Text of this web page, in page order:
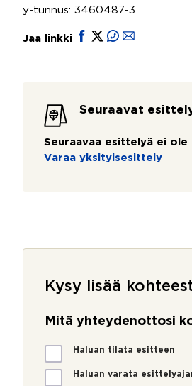
y-tunnus: 3460487-3
Jaa linkki
Seuraavat
Seuraavaa esittelyä ei ole
Varaa yksityisesittely
Kysy lisää
Mitä yhteydenottosi
M
i
Haluan tilata esitteen
Haluan varata